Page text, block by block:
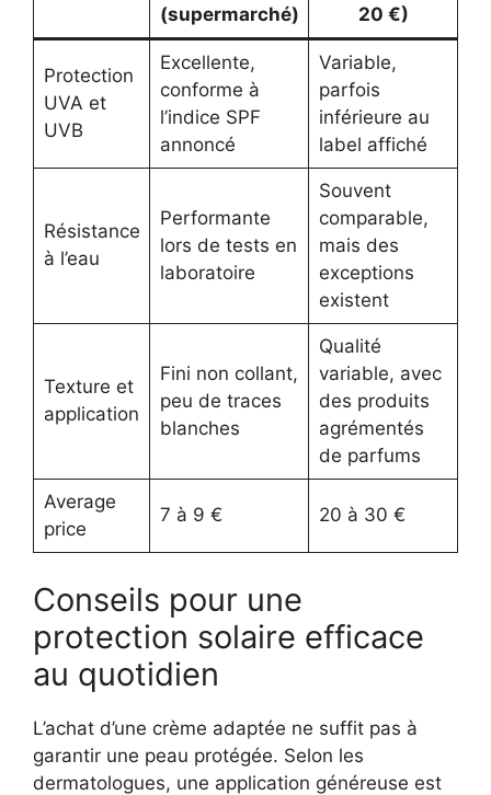
(supermarché)
20 €)
Protection
UVA et
UVB
Excellente,
conforme à
l’indice SPF
annoncé
Variable,
parfois
inférieure au
label affiché
Résistance
à l’eau
Performante
lors de tests en
laboratoire
Souvent
comparable,
mais des
exceptions
existent
Texture et
application
Fini non collant,
peu de traces
blanches
Qualité
variable, avec
des produits
agrémentés
de parfums
Average
price
7 à 9 € 20 à 30 €
Conseils pour une
protection solaire efficace
au quotidien
L’achat d’une crème adaptée ne suffit pas à
garantir une peau protégée. Selon les
dermatologues, une application généreuse est